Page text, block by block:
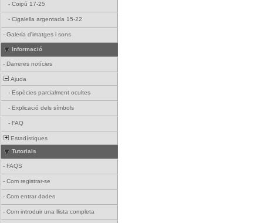
- Coipú 17-25
- Cigalella argentada 15-22
- Galeria d'imatges i sons
Informació
- Darreres notícies
Ajuda
- Espècies parcialment ocultes
- Explicació dels símbols
- FAQ
Estadístiques
Tutorials
- FAQS
- Com registrar-se
- Com entrar dades
- Com introduir una llista completa